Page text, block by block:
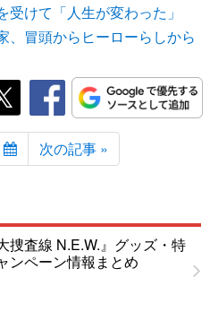
けて「人生が変わった」
、冒頭からヒーローらしから
次の記事 »
捜査線 N.E.W.』グッズ・特
ンペーン情報まとめ